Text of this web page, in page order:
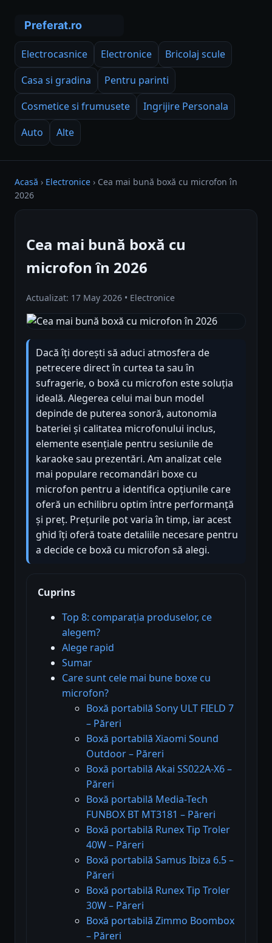
Electrocasnice Electronice
Bricolaj scule
Casa si gradina
Pentru parinti
Cosmetice si frumusete
Ingrijire Personala
Auto
Alte
Acasă › Electronice › Cea mai bună boxă cu microfon în
2026
Cea mai bună boxă cu
microfon în 2026
Actualizat: 17 May 2026 • Electronice
Dacă îți dorești să aduci atmosfera de
petrecere direct în curtea ta sau în
sufragerie, o boxă cu microfon este soluția
ideală. Alegerea celui mai bun model
depinde de puterea sonoră, autonomia
bateriei și calitatea microfonului inclus,
elemente esențiale pentru sesiunile de
karaoke sau prezentări. Am analizat cele
mai populare recomandări boxe cu
microfon pentru a identifica opțiunile care
oferă un echilibru optim între performanță
și preț. Prețurile pot varia în timp, iar acest
ghid îți oferă toate detaliile necesare pentru
a decide ce boxă cu microfon să alegi.
Cuprins
Top 8: comparația produselor, ce
alegem?
Alege rapid
Sumar
Care sunt cele mai bune boxe cu
microfon?
Boxă portabilă Sony ULT FIELD 7
– Păreri
Boxă portabilă Xiaomi Sound
Outdoor – Păreri
Boxă portabilă Akai SS022A-X6 –
Păreri
Boxă portabilă Media-Tech
FUNBOX BT MT3181 – Păreri
Boxă portabilă Runex Tip Troler
40W – Păreri
Boxă portabilă Samus Ibiza 6.5 –
Păreri
Boxă portabilă Runex Tip Troler
30W – Păreri
Boxă portabilă Zimmo Boombox
– Păreri